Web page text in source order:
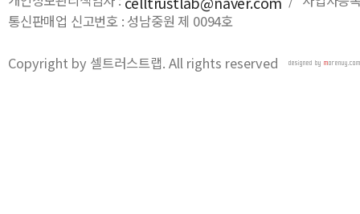
통신판매업 신고번호 : 성남중원 제 0094호
Copyright by 셀트러스트랩. All rights reserved